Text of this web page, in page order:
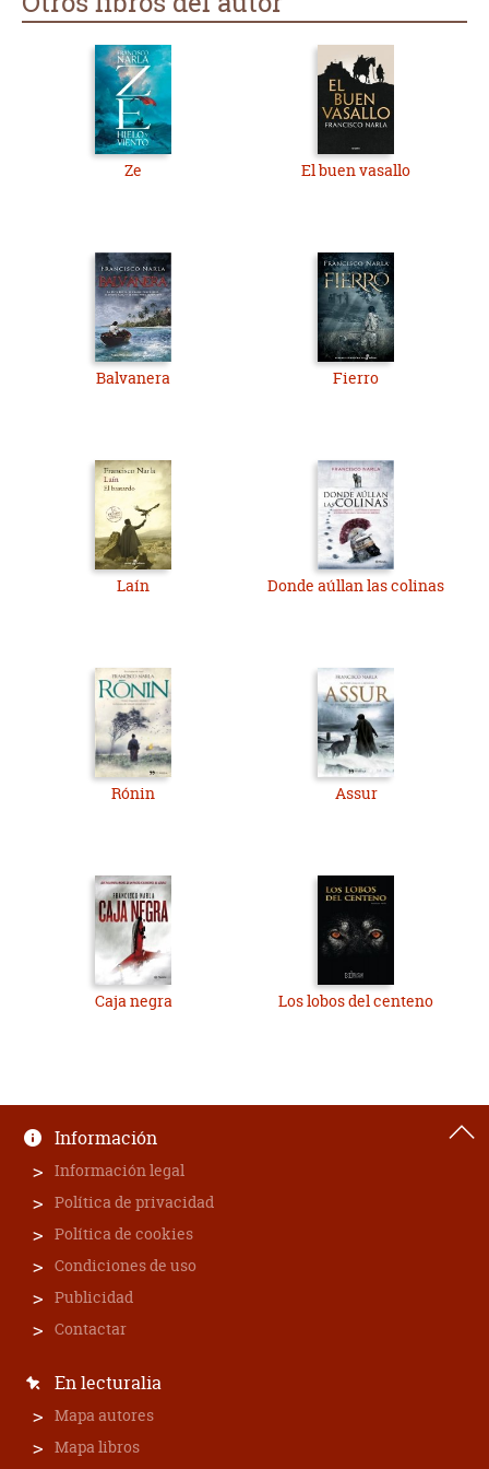
Ze El buen vasallo
Balvanera Fierro
Laín Donde aúllan las colinas
Rónin Assur
Caja negra Los lobos del centeno
Información
Información legal
Política de privacidad
Política de cookies
Condiciones de uso
Publicidad
Contactar
En lecturalia
Mapa autores
Mapa libros